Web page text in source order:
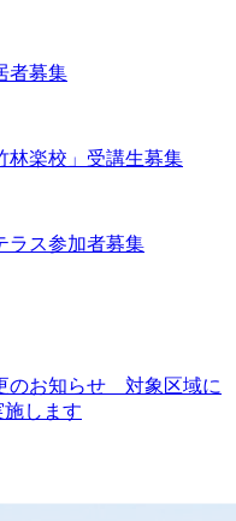
者募集
林楽校」受講生募集
ラス参加者募集
のお知らせ 対象区域に
します